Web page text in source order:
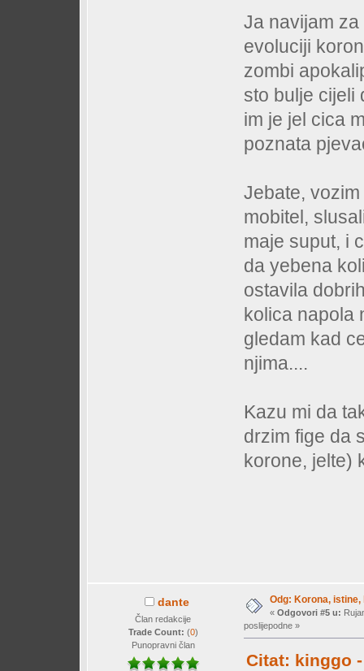
Ja navijam
evoluciji
zombi
sto bulje cijeli
im je jel cica
poznata
Jebate,
mobitel,
maje suput, i
da yebena
ostavila
kolica napola
gledam kad
njima....
Kazu mi da
drzim fige da
korone, jelte)
dante
Član redakcije
Trade Count: (0)
Punopravni član
Odg: Korona,
« Odgovori #5 u:
poslijepodne »
Citat: kinggo